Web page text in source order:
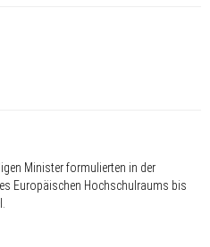
Minister formulierten in der
Europäischen Hochschulraums bis